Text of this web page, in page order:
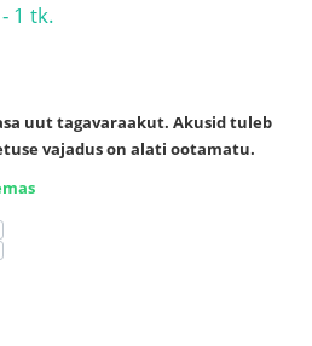
1 tk.
uut tagavaraakut. Akusid tuleb
vajadus on alati ootamatu.